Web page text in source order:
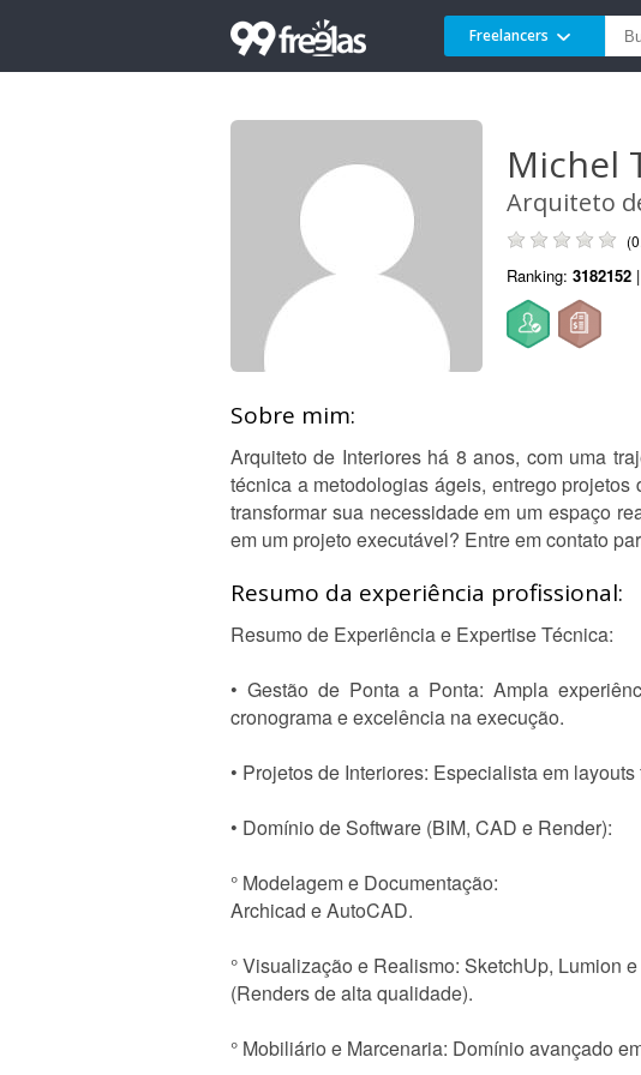
Freelancers
Michel
Arquiteto
Ranking: 3182152
Sobre mim:
Arquiteto de Interiores há 8 anos, com uma
técnica a metodologias ágeis, entrego
transformar sua necessidade em um espaço
em um projeto executável? Entre em contato
Resumo da experiência profissional:
Resumo de Experiência e Expertise Técnica:
• Gestão de Ponta a Ponta: Ampla
cronograma e excelência na execução.
• Projetos de Interiores: Especialista em
• Domínio de Software (BIM, CAD e Render):
° Modelagem e Documentação:
Archicad e AutoCAD.
° Visualização e Realismo: SketchUp, Lumion
(Renders de alta qualidade).
° Mobiliário e Marcenaria: Domínio avançado